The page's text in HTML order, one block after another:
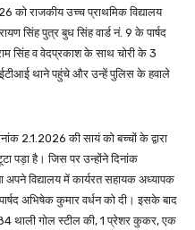
को राजकीय उच्च प्राथमिक विद्यालय
सिंह पुत्र बुध सिंह वार्ड नं. 9 के पार्षद
सिंह व वेदप्रकाश के साथ चोरी के 3
थाने पहुंचे और उन्हें पुलिस के हवाले
2.1.2026 की सायं को बच्चों के द्वारा
पड़ा है। जिस पर उन्होंने दिनांक
विद्यालय में कार्यरत सहायक अध्यापक
अभिषेक कुमार वर्धन को दी। इसके बाद
थाली गोल स्टील की, 1 प्रेशर कुकर, एक